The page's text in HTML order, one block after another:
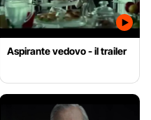
Aspirante vedovo - il trailer